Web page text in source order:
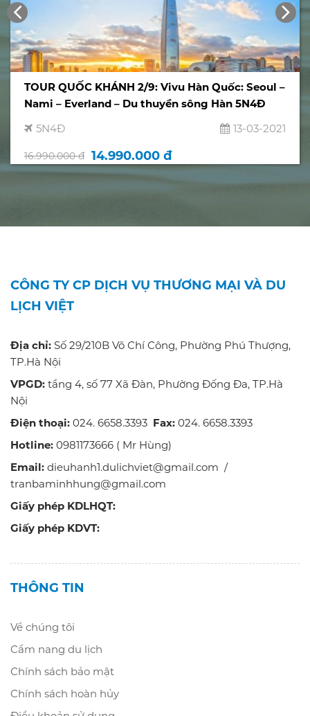
TOUR QUỐC KHÁNH 2/9: Vivu Hàn Quốc: Seoul –
Nami – Everland – Du thuyền sông Hàn 5N4Đ
5N4Đ
13-03-2021
16.990.000 đ 14.990.000 đ
CÔNG TY CP DỊCH VỤ THƯƠNG MẠI VÀ DU
LỊCH VIỆT
Địa chỉ: Số 29/210B Võ Chí Công, Phường Phú Thượng,
TP.Hà Nội
VPGD: tầng 4, số 77 Xã Đàn, Phường Đống Đa, TP.Hà
Nội
Điện thoại: 024. 6658.3393 Fax: 024. 6658.3393
Hotline: 0981173666 ( Mr Hùng)
Email: dieuhanh1.dulichviet@gmail.com /
tranbaminhhung@gmail.com
Giấy phép KDLHQT:
Giấy phép KDVT:
THÔNG TIN
Về chúng tôi
Cẩm nang du lịch
Chính sách bảo mật
Chính sách hoàn hủy